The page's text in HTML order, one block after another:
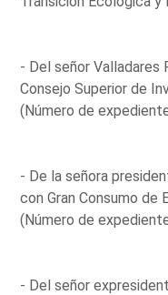
- Del señor Valladares
Consejo Superior de
(Número de
- De la señora
con Gran Consumo de
(Número de
- Del señor